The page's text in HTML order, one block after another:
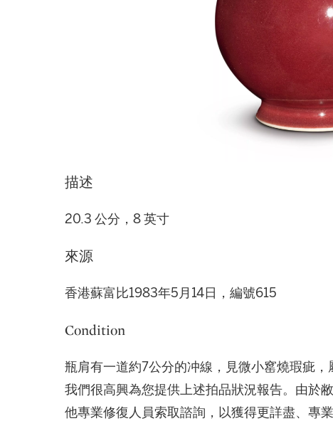
描述
20.3 公分，8 英寸
來源
香港蘇富比1983年5月14日，編號615
Condition
瓶肩有一道約7公分的冲線，見微小窰燒瑕疵，
我們很高興為您提供上述拍品狀況報告。由於
他專業修復人員索取諮詢，以獲得更詳盡、專業